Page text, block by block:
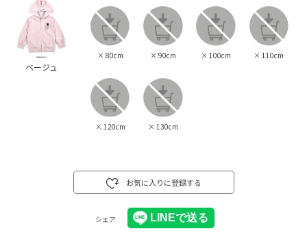
ベージュ
× 80cm × 90cm × 100cm × 110cm
× 120cm × 130cm
お気に入りに登録する
シェア